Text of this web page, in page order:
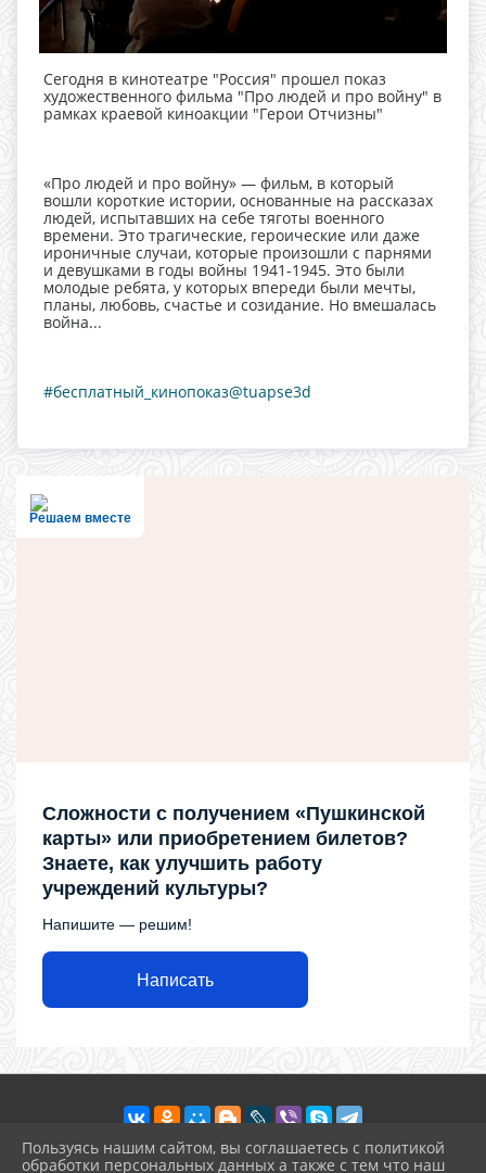
Сегодня в кинотеатре "Россия" прошел показ
художественного фильма "Про людей и про войну" в
рамках краевой киноакции "Герои Отчизны"
«Про людей и про войну» — фильм, в который
вошли короткие истории, основанные на рассказах
людей, испытавших на себе тяготы военного
времени. Это трагические, героические или даже
ироничные случаи, которые произошли с парнями
и девушками в годы войны 1941-1945. Это были
молодые ребята, у которых впереди были мечты,
планы, любовь, счастье и созидание. Но вмешалась
война...
#бесплатный_кинопоказ@tuapse3d
Решаем вместе
Сложности с получением «Пушкинской
карты» или приобретением билетов?
Знаете, как улучшить работу
учреждений культуры?
Напишите — решим!
Написать
Пользуясь нашим сайтом, вы соглашаетесь с политикой
обработки персональных данных а также с тем что наш